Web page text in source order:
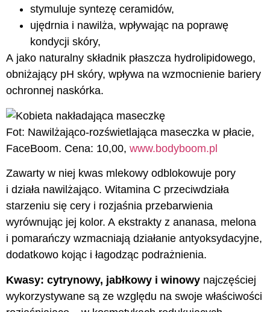
stymuluje syntezę ceramidów,
ujędrnia i nawilża, wpływając na poprawę
kondycji skóry,
A jako naturalny składnik płaszcza hydrolipidowego,
obniżający pH skóry, wpływa na wzmocnienie bariery
ochronnej naskórka.
Fot: Nawilżająco-rozświetlająca maseczka w płacie,
FaceBoom. Cena: 10,00, www.bodyboom.pl
Zawarty w niej kwas mlekowy odblokowuje pory
i działa nawilżająco. Witamina C przeciwdziała
starzeniu się cery i rozjaśnia przebarwienia
wyrównując jej kolor. A ekstrakty z ananasa, melona
i pomarańczy wzmacniają działanie antyoksydacyjne,
dodatkowo kojąc i łagodząc podrażnienia.
Kwasy: cytrynowy, jabłkowy i winowy najczęściej
wykorzystywane są ze względu na swoje właściwości